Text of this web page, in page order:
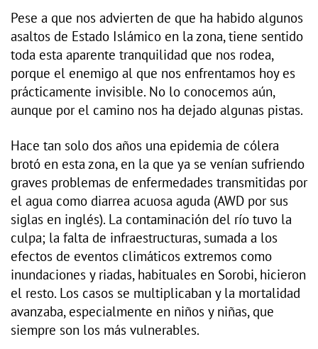
Pese a que nos advierten de que ha habido algunos
asaltos de Estado Islámico en la zona, tiene sentido
toda esta aparente tranquilidad que nos rodea,
porque el enemigo al que nos enfrentamos hoy es
prácticamente invisible. No lo conocemos aún,
aunque por el camino nos ha dejado algunas pistas.
Hace tan solo dos años una epidemia de cólera
brotó en esta zona, en la que ya se venían sufriendo
graves problemas de enfermedades transmitidas por
el agua como diarrea acuosa aguda (AWD por sus
siglas en inglés). La contaminación del río tuvo la
culpa; la falta de infraestructuras, sumada a los
efectos de eventos climáticos extremos como
inundaciones y riadas, habituales en Sorobi, hicieron
el resto. Los casos se multiplicaban y la mortalidad
avanzaba, especialmente en niños y niñas, que
siempre son los más vulnerables.